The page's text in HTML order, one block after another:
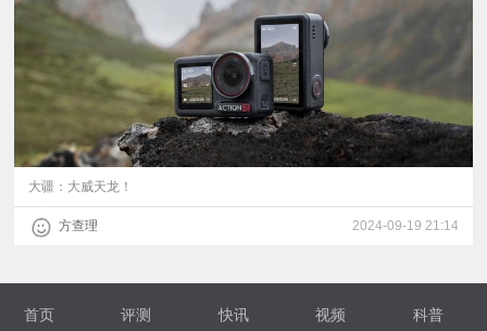
大疆：大威天龙！
方查理 2024-09-19 21:14
首页 评测 快讯 视频 科普